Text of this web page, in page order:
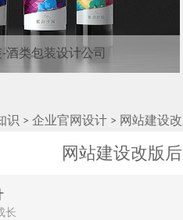
酒类包装设计公司
识 >企业官网设计 > 网站建设
网站建设改版
长